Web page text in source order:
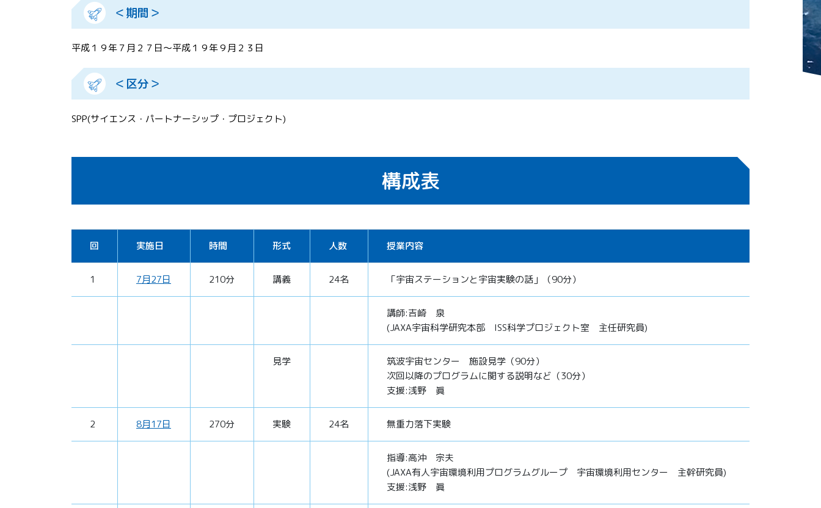
＜期間＞
平成１９年７月２７日～平成１９年９月２３日
＜区分＞
SPP(サイエンス・パートナーシップ・プロジェクト)
構成表
回 実施日 時間 形式 人数 授業内容
1 7月27日 210分 講義 24名 「宇宙ステーションと宇宙実験の話」（90分）
講師:吉崎 泉
(JAXA宇宙科学研究本部 ISS科学プロジェクト室 主任研究員)
見学
筑波宇宙センター 施設見学（90分）
次回以降のプログラムに関する説明など（30分）
支援:浅野 眞
2 8月17日 270分 実験 24名 無重力落下実験
指導:高沖 宗夫
(JAXA有人宇宙環境利用プログラムグループ 宇宙環境利用センター 主幹研究員)
支援:浅野 眞